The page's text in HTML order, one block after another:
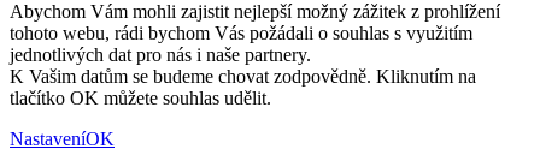
Abychom Vám mohli zajistit nejlepší možný zážitek z prohlížení
tohoto webu, rádi bychom Vás požádali o souhlas s využitím
jednotlivých dat pro nás i naše partnery.
K Vašim datům se budeme chovat zodpovědně. Kliknutím na
tlačítko OK můžete souhlas udělit.
NastaveníOK